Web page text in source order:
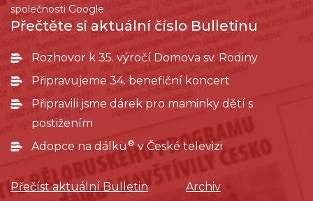
společnosti Google
Přečtěte si aktuální číslo Bulletinu
Rozhovor k 35. výročí Domova sv. Rodiny
Připravujeme 34. benefiční koncert
Připravili jsme dárek pro maminky dětí s
postižením
Adopce na dálku ®v České televizi
Přečíst aktuální Bulletin
Archiv